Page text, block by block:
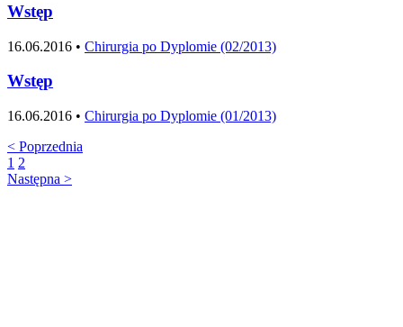
Wstęp
16.06.2016 • Chirurgia po Dyplomie (02/2013)
Wstęp
16.06.2016 • Chirurgia po Dyplomie (01/2013)
< Poprzednia
1 2
Następna >